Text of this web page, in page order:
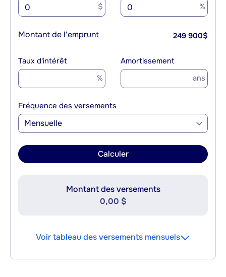
$ %
Montant de l'emprunt 249 900$
Taux d'intérêt
%
Amortissement
ans
Fréquence des versements
Mensuelle
Calculer
Montant des versements
0,00 $
Voir tableau des versements mensuels